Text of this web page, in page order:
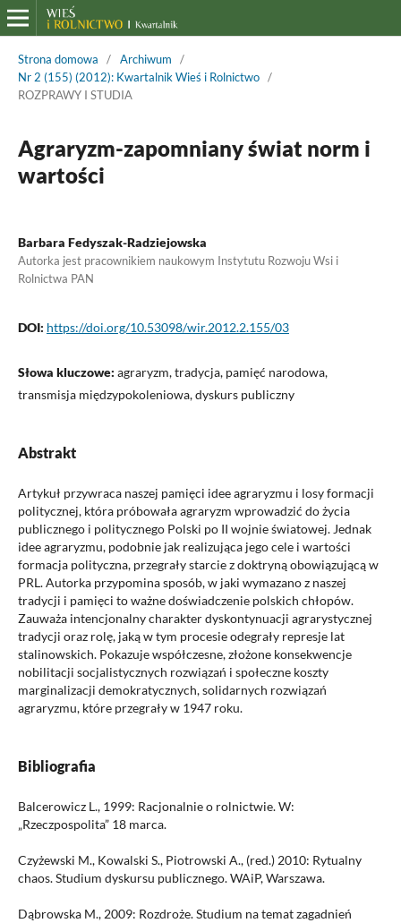
Strona domowa / Archiwum
/
Nr 2 (155) (2012): Kwartalnik Wieś i Rolnictwo /
ROZPRAWY I STUDIA
Agraryzm-zapomniany świat norm i
wartości
Barbara Fedyszak-Radziejowska
Autorka jest pracownikiem naukowym Instytutu Rozwoju Wsi i
Rolnictwa PAN
DOI: https://doi.org/10.53098/wir.2012.2.155/03
Słowa kluczowe: agraryzm, tradycja, pamięć narodowa,
transmisja międzypokoleniowa, dyskurs publiczny
Abstrakt
Artykuł przywraca naszej pamięci idee agraryzmu i losy formacji
politycznej, która próbowała agraryzm wprowadzić do życia
publicznego i politycznego Polski po II wojnie światowej. Jednak
idee agraryzmu, podobnie jak realizująca jego cele i wartości
formacja polityczna, przegrały starcie z doktryną obowiązującą w
PRL. Autorka przypomina sposób, w jaki wymazano z naszej
tradycji i pamięci to ważne doświadczenie polskich chłopów.
Zauważa intencjonalny charakter dyskontynuacji agrarystycznej
tradycji oraz rolę, jaką w tym procesie odegrały represje lat
stalinowskich. Pokazuje współczesne, złożone konsekwencje
nobilitacji socjalistycznych rozwiązań i społeczne koszty
marginalizacji demokratycznych, solidarnych rozwiązań
agraryzmu, które przegrały w 1947 roku.
Bibliografia
Balcerowicz L., 1999: Racjonalnie o rolnictwie. W:
„Rzeczpospolita” 18 marca.
Czyżewski M., Kowalski S., Piotrowski A., (red.) 2010: Rytualny
chaos. Studium dyskursu publicznego. WAiP, Warszawa.
Dąbrowska M., 2009: Rozdroże. Studium na temat zagadnień